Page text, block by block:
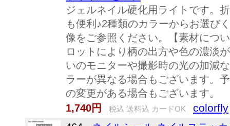
ジェルネイル硬化用ライトです。
も便利♪2種類のカラーからお選び
像をご参照ください。【素材につ
ロットにより柄の出方や色の濃淡
いのモニターや撮影時の光の加減
ラーが異なる場合もございます。
の変更がある場合もございます。
1,740円
税込 送料込 カードOK colorfly